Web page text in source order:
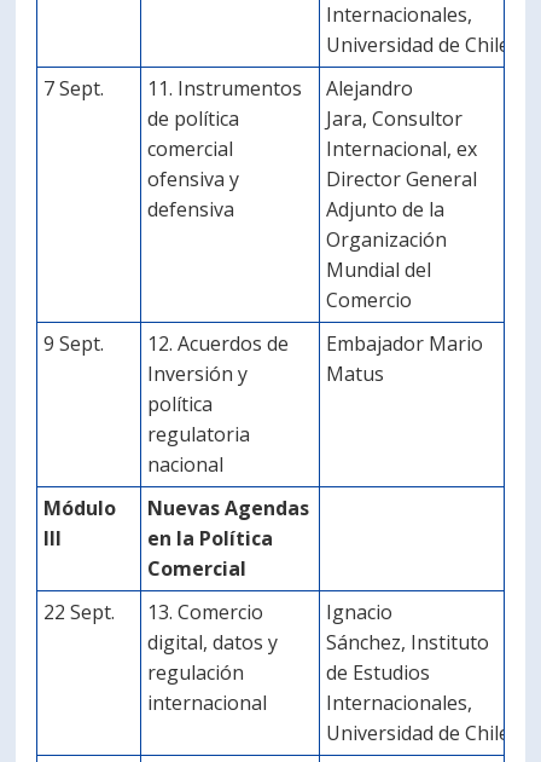
Internacionales,
Universidad de Chile
7 Sept.
11. Instrumentos
de política
comercial
ofensiva y
defensiva
Alejandro
Jara, Consultor
Internacional, ex
Director General
Adjunto de la
Organización
Mundial del
Comercio
9 Sept.
12. Acuerdos de
Inversión y
política
regulatoria
nacional
Embajador Mario
Matus
Módulo
III
Nuevas Agendas
en la Política
Comercial
22 Sept.
13. Comercio
digital, datos y
regulación
internacional
Ignacio
Sánchez, Instituto
de Estudios
Internacionales,
Universidad de Chile